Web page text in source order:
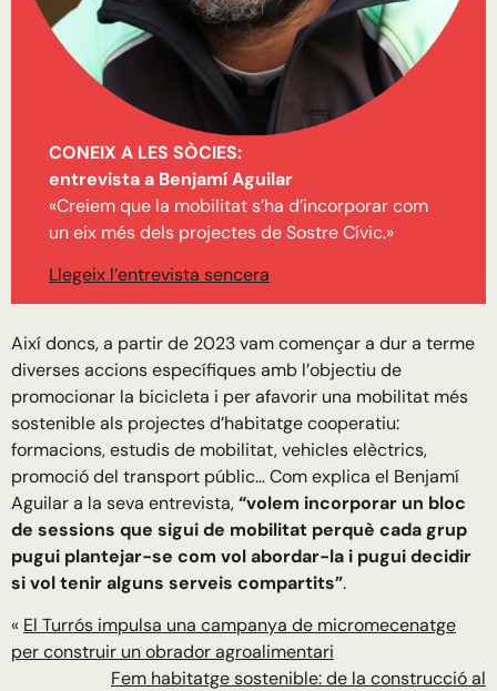
CONEIX A LES SÒCIES:
entrevista a Benjamí Aguilar
«Creiem que la mobilitat s’ha d’incorporar com
un eix més dels projectes de Sostre Cívic.»
Llegeix l’entrevista sencera
Així doncs, a partir de 2023 vam començar a dur a terme
diverses accions específiques amb l’objectiu de
promocionar la bicicleta i per afavorir una mobilitat més
sostenible als projectes d’habitatge cooperatiu:
formacions, estudis de mobilitat, vehicles elèctrics,
promoció del transport públic… Com explica el Benjamí
Aguilar a la seva entrevista,“volem incorporar un bloc
de sessions que sigui de mobilitat perquè cada grup
pugui plantejar-se com vol abordar-la i pugui decidir
si vol tenir alguns serveis compartits”.
« El Turrós impulsa una campanya de micromecenatge
per construir un obrador agroalimentari
Fem habitatge sostenible: de la construcció al